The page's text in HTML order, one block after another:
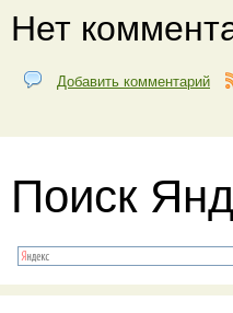
Нет
Добавить комментарий
Поиск